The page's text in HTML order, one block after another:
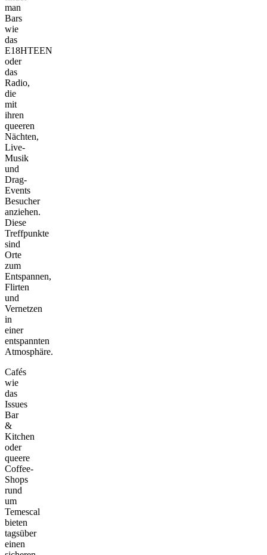
man
Bars
wie
das
E18HTEEN
oder
das
Radio,
die
mit
ihren
queeren
Nächten,
Live-
Musik
und
Drag-
Events
Besucher
anziehen.
Diese
Treffpunkte
sind
Orte
zum
Entspannen,
Flirten
und
Vernetzen
in
einer
entspannten
Atmosphäre.
Cafés
wie
das
Issues
Bar
&
Kitchen
oder
queere
Coffee-
Shops
rund
um
Temescal
bieten
tagsüber
einen